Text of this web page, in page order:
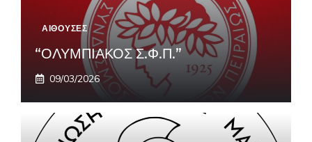
ΑΙΘΟΥΣΕΣ
“ΟΛΥΜΠΙΑΚΟΣ Σ.Φ.Π.”
09/03/2026